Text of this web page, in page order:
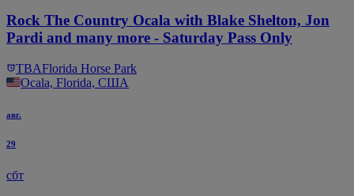
Rock The Country Ocala with Blake Shelton, Jon
Pardi and many more - Saturday Pass Only
TBAFlorida Horse Park
Ocala, Florida, США
авг.
29
сбт